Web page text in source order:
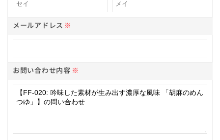
メールアドレス ※
お問い合わせ内容 ※